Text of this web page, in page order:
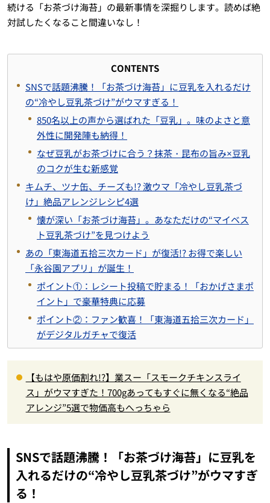
続ける「お茶づけ海苔」の最新事情を深掘りします。読めば絶
対試したくなること間違いなし！
CONTENTS
SNSで話題沸騰！「お茶づけ海苔」に豆乳を入れるだけ
の“冷やし豆乳茶づけ”がウマすぎる！
850名以上の声から選ばれた「豆乳」。味のよさと意
外性に開発陣も納得！
なぜ豆乳がお茶づけに合う？抹茶・昆布の旨み×豆乳
のコクが生む新感覚
キムチ、ツナ缶、チーズも!? 激ウマ「冷やし豆乳茶づ
け」絶品アレンジレシピ4選
懐が深い「お茶づけ海苔」。あなただけの“マイベス
ト豆乳茶づけ”を見つけよう
あの「東海道五拾三次カード」が復活!? お得で楽しい
「永谷園アプリ」が誕生！
ポイント①：レシート投稿で貯まる！「おかげさまポ
イント」で豪華特典に応募
ポイント②：ファン歓喜！「東海道五拾三次カード」
がデジタルガチャで復活
【もはや原価割れ!?】業スー「スモークチキンスライ
ス」がウマすぎた！700gあってもすぐに無くなる“絶品
アレンジ”5選で物価高もへっちゃら
SNSで話題沸騰！「お茶づけ海苔」に豆乳を
入れるだけの“冷やし豆乳茶づけ”がウマすぎ
る！